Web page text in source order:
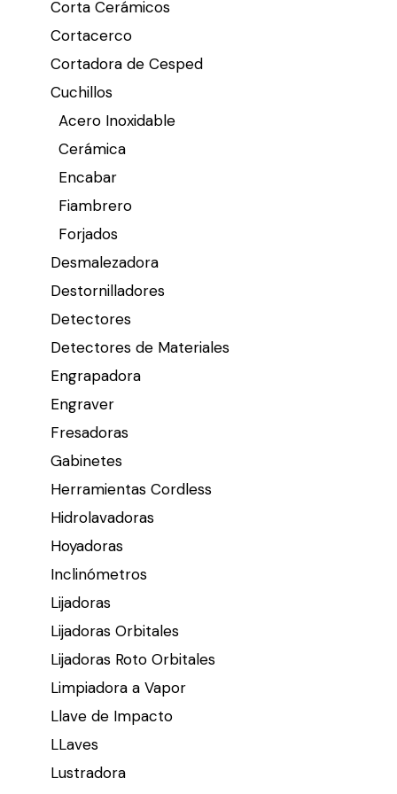
Corta Cerámicos
Cortacerco
Cortadora de Cesped
Cuchillos
Acero Inoxidable
Cerámica
Encabar
Fiambrero
Forjados
Desmalezadora
Destornilladores
Detectores
Detectores de Materiales
Engrapadora
Engraver
Fresadoras
Gabinetes
Herramientas Cordless
Hidrolavadoras
Hoyadoras
Inclinómetros
Lijadoras
Lijadoras Orbitales
Lijadoras Roto Orbitales
Limpiadora a Vapor
Llave de Impacto
LLaves
Lustradora